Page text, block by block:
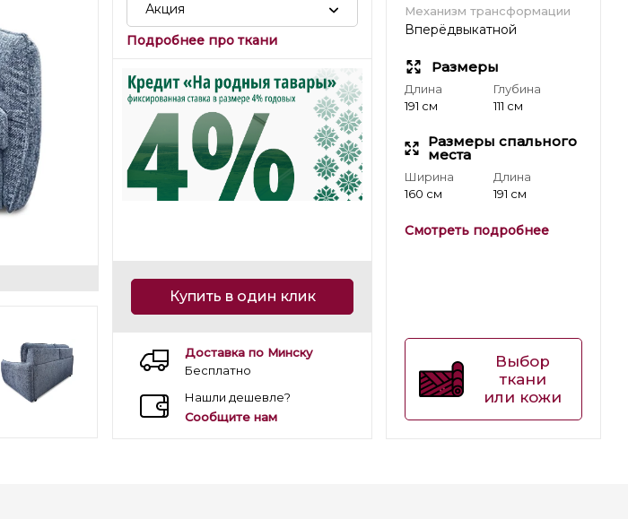
Акция
Подробнее про ткани
Купить в один клик
Доставка по Минску
Бесплатно
Нашли дешевле?
Сообщите нам
Механизм трансформации
Вперёдвыкатной
Размеры
Длина
191 см
Глубина
111 см
Размеры спального
места
Ширина
160 см
Длина
191 см
Смотреть подробнее
Выбор
ткани
или кожи